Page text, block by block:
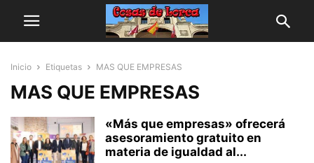
Inicio Etiquetas MAS QUE EMPRESAS
MAS QUE EMPRESAS
«Más que empresas» ofrecerá
asesoramiento gratuito en
materia de igualdad al...